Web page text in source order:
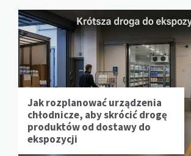
Jak rozplanować urządzenia
chłodnicze, aby skrócić drogę
produktów od dostawy do
ekspozycji